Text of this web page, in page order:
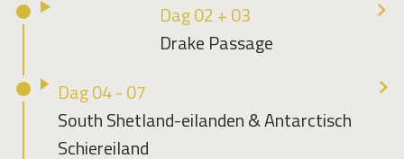
Dag 02 + 03
Drake Passage
Dag 04 - 07
South Shetland-eilanden & Antarctisch
Schiereiland